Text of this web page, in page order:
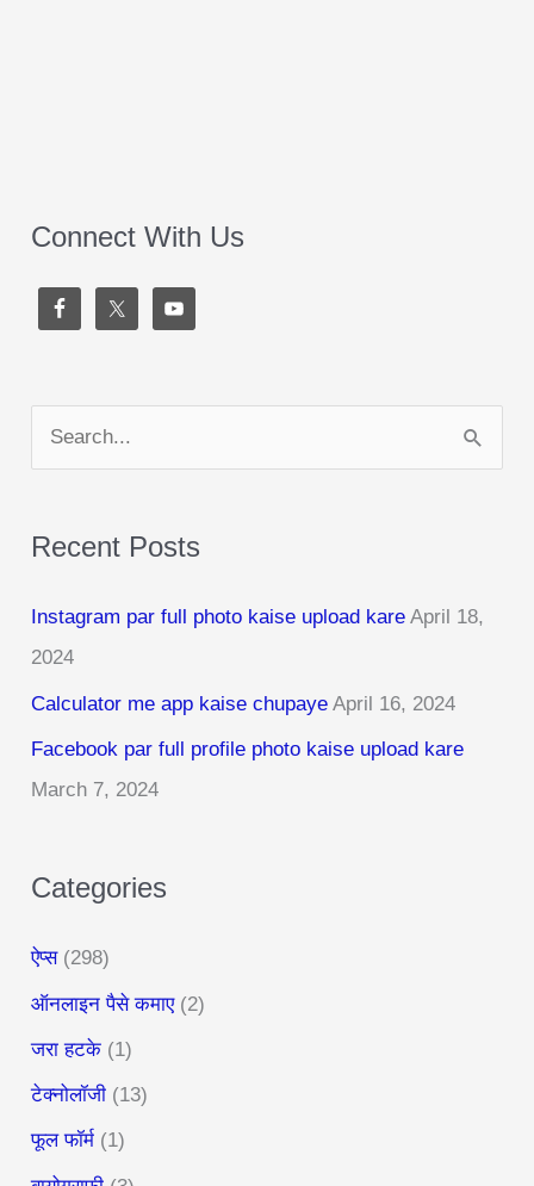
Connect With Us
e
r
h
f
o
r
:
Recent Posts
Instagram par full photo kaise upload kare April 18,
2024
Calculator me app kaise chupaye April 16, 2024
Facebook par full profile photo kaise upload kare
March 7, 2024
Categories
ऐप्स(298)
ऑनलाइन पैसे कमाए(2)
जरा हटके (1)
टेक्नोलॉजी (13)
फूल फॉर्म (1)